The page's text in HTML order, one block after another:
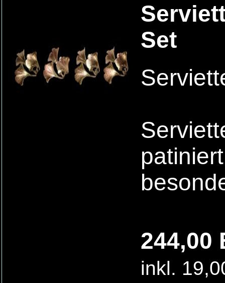
Set
244,00
inkl.